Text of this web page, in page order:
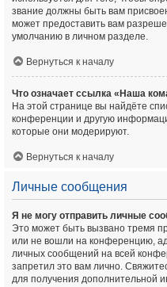
звание должны быть вам
может предоставить вам
умолчанию в личном разделе.
Вернуться к началу
Что означает ссылка «Наша
На этой странице вы найдёте
конференции и другую
которые они модерируют.
Вернуться к началу
Личные сообщения
Я не могу отправить личные
Это может быть вызвано тремя
или не вошли на конференцию,
личных сообщений на всей
запретил это вам лично.
для получения дополнительной